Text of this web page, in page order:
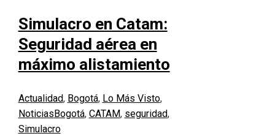
Simulacro en Catam:
Seguridad aérea en
máximo alistamiento
Actualidad, Bogotá, Lo Más Visto,
Noticias Bogotá, CATAM, seguridad,
Simulacro